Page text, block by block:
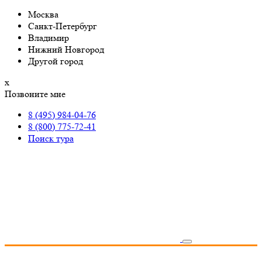
Москва
Санкт-Петербург
Владимир
Нижний Новгород
Другой город
х
Позвоните мне
8 (495) 984-04-76
8 (800) 775-72-41
Поиск тура